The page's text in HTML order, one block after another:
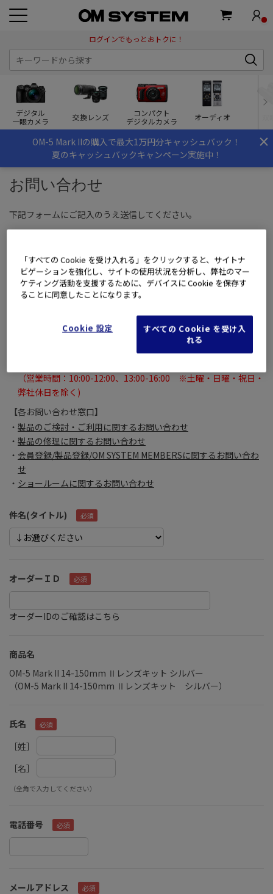
ログインでもっとおトクに！
デジタル
一眼カメラ
交換レンズ
コンパクト
デジタルカメラ
オーディオ
×
OM-5 Mark IIの購入で最大1万円分キャッシュバック！
夏のキャッシュバックキャンペーン実施中！
お問い合わせ
下記フォームにご記入のうえ送信してください。
です。
それ以外に関しては【各お問い合わせ窓口】よりお問い合わせく
ださい。
土曜・日曜・祝日・弊社休日を除く翌々営業日になる場合がご
あらかじめご了承いただきますよう、よろしくお願いいたしま
（営業時間：10:00-12:00、13:00-16:00 ※土曜・日曜・祝日・
弊社休日を除く)
【各お問い合わせ窓口】
製品のご検討・ご利用に関するお問い合わせ
製品の修理に関するお問い合わせ
会員登録/製品登録/OM SYSTEM MEMBERSに関するお問い合わ
せ
ショールームに関するお問い合わせ
件名(タイトル)
オーダーＩＤ
オーダーIDのご確認はこちら
商品名
OM-5 Mark II 14-150mm Ⅱレンズキット シルバー
（OM-5 Mark II 14-150mm Ⅱレンズキット シルバー）
氏名
［姓］
［名］
（全角で入力してください）
電話番号
メールアドレス
「すべての Cookie を受け入れる」をクリックすると、サイトナ
ビゲーションを強化し、サイトの使用状況を分析し、弊社のマー
ケティング活動を支援するために、デバイスに Cookie を保存す
ることに同意したことになります。
Cookie 設定
すべての Cookie を受け入
れる